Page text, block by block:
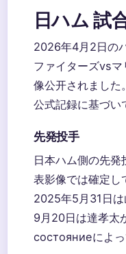
日ハム 試
2026年4月2日の
ファイターズvs
像公开されました。
公式記録に基づい
先発投手
日本ハム側の先
表影像では確定
2025年5月31日は
9月20日は達孝太
состояниеによっ